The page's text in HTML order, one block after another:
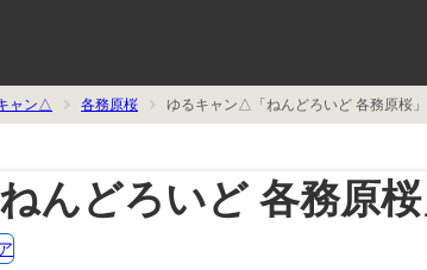
ャン△ 各務原桜
ゆるキャン△「ねんどろいど 各務原桜
んどろいど 各務原桜